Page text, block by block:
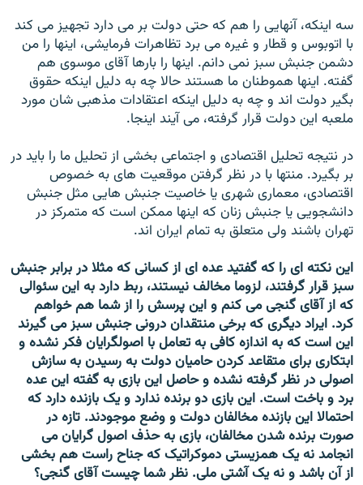
سه اينکه، آنهايی را هم که حتی دولت بر می دارد تجهيز می کند
با اتوبوس و قطار و غيره می برد تظاهرات فرمايشی، اينها را من
دشمن جنبش سبز نمی دانم. اينها را بارها آقای موسوی هم
گفته. اينها هموطنان ما هستند حالا چه به دليل اينکه حقوق
بگير دولت اند و چه به دليل اينکه اعتقادات مذهبی شان مورد
ملعبه اين دولت قرار گرفته، می آيند اينجا.
در نتيجه تحليل اقتصادی و اجتماعی بخشی از تحليل ما را بايد در
بر بگيرد. منتها با در نظر گرفتن موقعيت های به خصوص
اقتصادی، معماری شهری يا خاصيت جنبش هايی مثل جنبش
دانشجويی يا جنبش زنان که اينها ممکن است که متمرکز در
تهران باشند ولی متعلق به تمام ايران اند.
اين نکته ای را که گفتيد عده ای از کسانی که مثلا در برابر جنبش
سبز قرار گرفتند، لزوما مخالف نيستند، ربط دارد به اين سئوالی
که از آقای گنجی می کنم و اين پرسش را از شما هم خواهم
کرد. ايراد ديگری که برخی منتقدان درونی جنبش سبز می گيرند
اين است که به اندازه کافی به تعامل با اصولگرايان فکر نشده و
ابتکاری برای متقاعد کردن حاميان دولت به رسيدن به سازش
اصولی در نظر گرفته نشده و حاصل اين بازی به گفته اين عده
برد و باخت است. این بازی دو برنده ندارد و يک بازنده دارد که
احتمالا اين بازنده مخالفان دولت و وضع موجودند. تازه در
صورت برنده شدن مخالفان، بازی به حذف اصول گرايان می
انجامد نه يک همزيستی دموکراتيک که جناح راست هم بخشی
از آن باشد و نه يک آشتی ملی. نظر شما چيست آقای گنجی؟